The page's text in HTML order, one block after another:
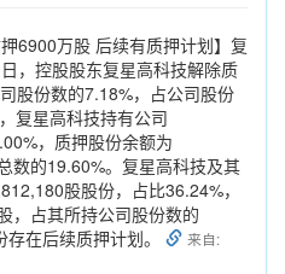
6900万股 后续有质押计划】复
，控股股东复星高科技解除质
股份数的7.18%，占公司股份
复星高科技持有公司
，质押股份余额为
数的19.60%。复星高科技及其
股股份，占比36.24%，
，占其所持公司股份数的
在后续质押计划。
来自: